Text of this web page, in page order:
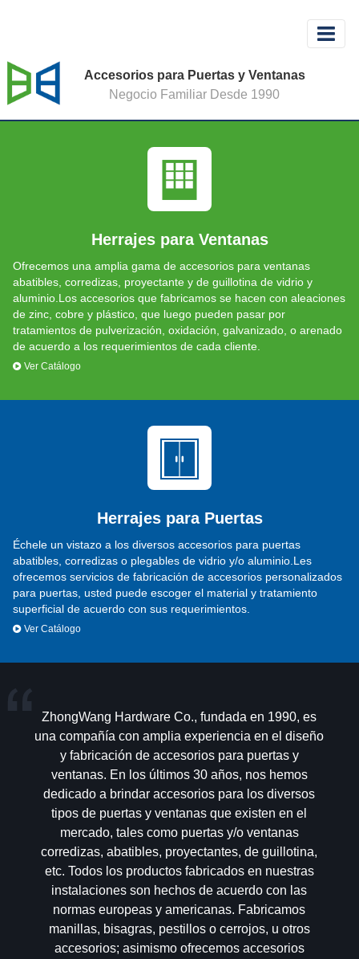
Accesorios para Puertas y Ventanas
Negocio Familiar Desde 1990
Herrajes para Ventanas
Ofrecemos una amplia gama de accesorios para ventanas
abatibles, corredizas, proyectante y de guillotina de vidrio y
aluminio.Los accesorios que fabricamos se hacen con aleaciones
de zinc, cobre y plástico, que luego pueden pasar por
tratamientos de pulverización, oxidación, galvanizado, o arenado
de acuerdo a los requerimientos de cada cliente.
Ver Catálogo
Herrajes para Puertas
Échele un vistazo a los diversos accesorios para puertas
abatibles, corredizas o plegables de vidrio y/o aluminio.Les
ofrecemos servicios de fabricación de accesorios personalizados
para puertas, usted puede escoger el material y tratamiento
superficial de acuerdo con sus requerimientos.
Ver Catálogo
ZhongWang Hardware Co., fundada en 1990, es
una compañía con amplia experiencia en el diseño
y fabricación de accesorios para puertas y
ventanas. En los últimos 30 años, nos hemos
dedicado a brindar accesorios para los diversos
tipos de puertas y ventanas que existen en el
mercado, tales como puertas y/o ventanas
corredizas, abatibles, proyectantes, de guillotina,
etc. Todos los productos fabricados en nuestras
instalaciones son hechos de acuerdo con las
normas europeas y americanas. Fabricamos
manillas, bisagras, pestillos o cerrojos, u otros
accesorios; asimismo ofrecemos accesorios